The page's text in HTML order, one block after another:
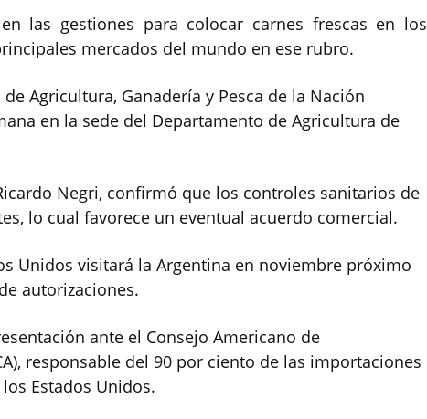
las gestiones para colocar carnes frescas en los
mercados del mundo en ese rubro.
Agricultura, Ganadería y Pesca de la Nación
en la sede del Departamento de Agricultura de
Negri, confirmó que los controles sanitarios de
lo cual favorece un eventual acuerdo comercial.
Unidos visitará la Argentina en noviembre próximo
autorizaciones.
ante el Consejo Americano de
responsable del 90 por ciento de las importaciones
Estados Unidos.